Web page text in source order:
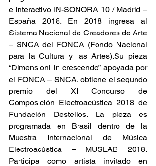
e interactivo IN-SONORA 10 / Madrid –
España 2018. En 2018 ingresa al
Sistema Nacional de Creadores de Arte
– SNCA del FONCA (Fondo Nacional
para la Cultura y las Artes).Su pieza
“Dimensioni in crescendo” apoyada por
el FONCA – SNCA, obtiene el segundo
premio del XI Concurso de
Composición Electroacústica 2018 de
Fundación Destellos. La pieza es
programada en Brasil dentro de la
Muestra Internacional de Música
Electroacústica – MUSLAB 2018.
Participa como artista invitado en